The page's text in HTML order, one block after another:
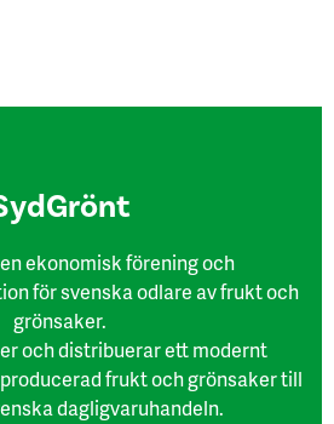
ekonomisk förening och
för svenska odlare av frukt och
grönsaker.
och distribuerar ett modernt
frukt och grönsaker till
dagligvaruhandeln.